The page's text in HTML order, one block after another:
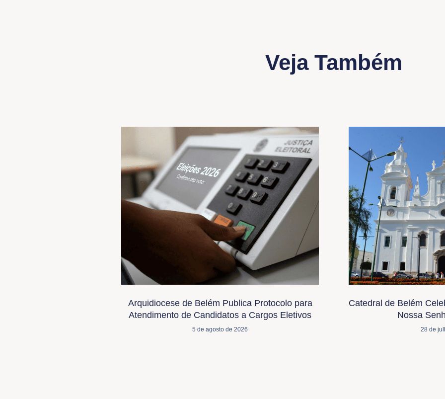
Veja Também
Arquidiocese de Belém Publica Protocolo para
Atendimento de Candidatos a Cargos Eletivos
5 de agosto de 2026
Catedral de Belém
Nossa
28 de